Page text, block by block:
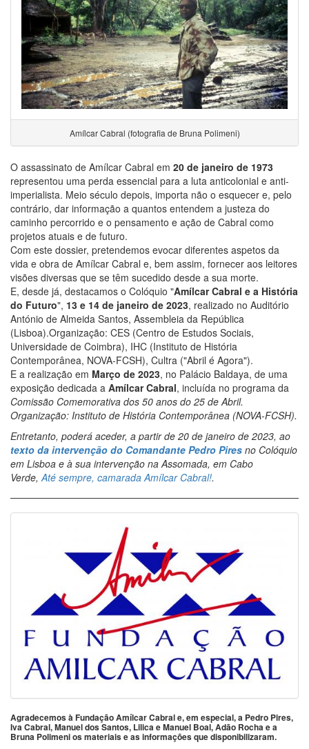
Amílcar Cabral (fotografia de Bruna Polimeni)
O assassinato de Amílcar Cabral em 20 de janeiro de 1973
representou uma perda essencial para a luta anticolonial e anti-
imperialista. Meio século depois, importa não o esquecer e, pelo
contrário, dar informação a quantos entendem a justeza do
caminho percorrido e o pensamento e ação de Cabral como
projetos atuais e de futuro.
Com este dossier, pretendemos evocar diferentes aspetos da
vida e obra de Amílcar Cabral e, bem assim, fornecer aos leitores
visões diversas que se têm sucedido desde a sua morte.
E, desde já, destacamos o Colóquio "Amílcar Cabral e a História
do Futuro", 13 e 14 de janeiro de 2023, realizado no Auditório
António de Almeida Santos, Assembleia da República
(Lisboa).Organização: CES (Centro de Estudos Sociais,
Universidade de Coimbra), IHC (Instituto de História
Contemporânea, NOVA-FCSH), Cultra ("Abril é Agora").
E a realização em Março de 2023, no Palácio Baldaya, de uma
exposição dedicada a Amílcar Cabral, incluída no programa da
Comissão Comemorativa dos 50 anos do 25 de Abril.
Organização: Instituto de História Contemporânea (NOVA-FCSH).
Entretanto, poderá aceder, a partir de 20 de janeiro de 2023, ao
texto da intervenção do Comandante Pedro Pires no Colóquio
em Lisboa e à sua intervenção na Assomada, em Cabo
Verde, Até sempre, camarada Amílcar Cabral!.
Agradecemos à Fundação Amílcar Cabral e, em especial, a Pedro Pires,
Iva Cabral, Manuel dos Santos, Lilica e Manuel Boal, Adão Rocha e a
Bruna Polimeni os materiais e as informações que disponibilizaram.